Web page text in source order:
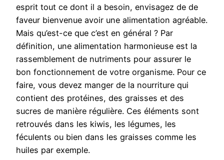
esprit tout ce dont il a besoin, envisagez de de
faveur bienvenue avoir une alimentation agréable.
Mais qu’est-ce que c’est en général ? Par
définition, une alimentation harmonieuse est la
rassemblement de nutriments pour assurer le
bon fonctionnement de votre organisme. Pour ce
faire, vous devez manger de la nourriture qui
contient des protéines, des graisses et des
sucres de manière régulière. Ces éléments sont
retrouvés dans les kiwis, les légumes, les
féculents ou bien dans les graisses comme les
huiles par exemple.